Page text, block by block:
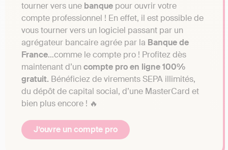
tourner vers une banque pour ouvrir votre
compte professionnel ! En effet, il est possible de
vous tourner vers un logiciel passant par un
agrégateur bancaire agrée par la Banquede
France…comme le compte pro ! Profitez dès
maintenant d’un compte pro en ligne 100%
gratuit. Bénéficiez de virements SEPA illimités,
du dépôt de capital social, d’une MasterCard et
bien plus encore ! 🔥
J’ouvre un compte pro